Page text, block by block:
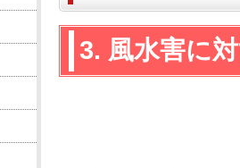
3. 風水害に